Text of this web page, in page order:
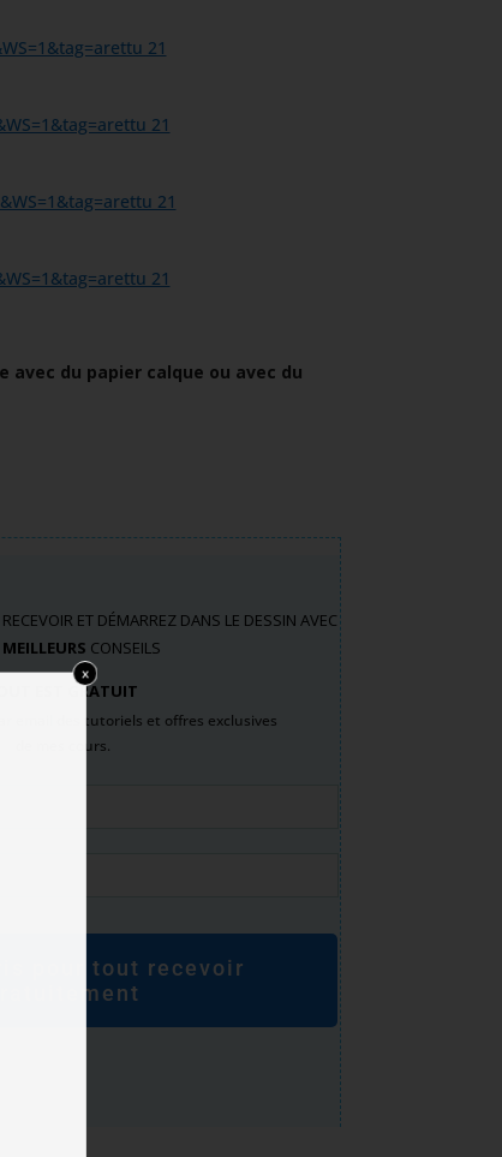
avec du papier calque ou avec du
ET DÉMARREZ DANS LE DESSIN AVEC
CONSEILS
EST GRATUIT
email des tutoriels et offres exclusives
de mes cours.
pour tout recevoir
x